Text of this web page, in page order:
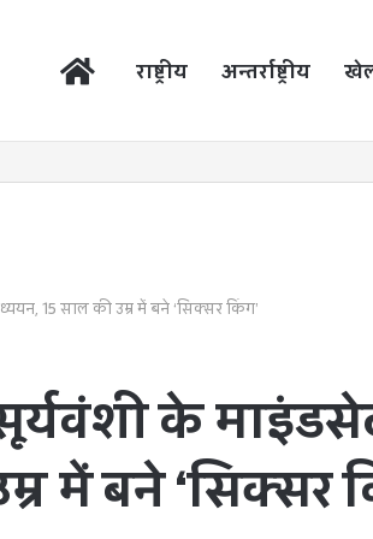
राष्ट्रीय अन्तर्राष्ट्रीय
15 साल की उम्र में बने ‘सिक्सर किंग’
के
में बने ‘सिक्सर